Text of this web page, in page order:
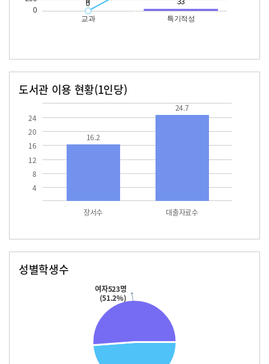
도서관 이용 현황(1인당)
4
8
12
16
20
24
장서수 대출자료수
16.2
24.7
성별학생수
여자523명
(51.2%)